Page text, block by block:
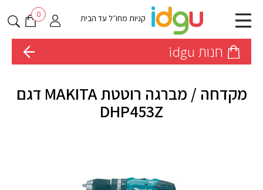
קניות מחו״ל עד הבית 0
חנות idgu
מקדחה / מברגה רוטטת MAKITA דגם
DHP453Z